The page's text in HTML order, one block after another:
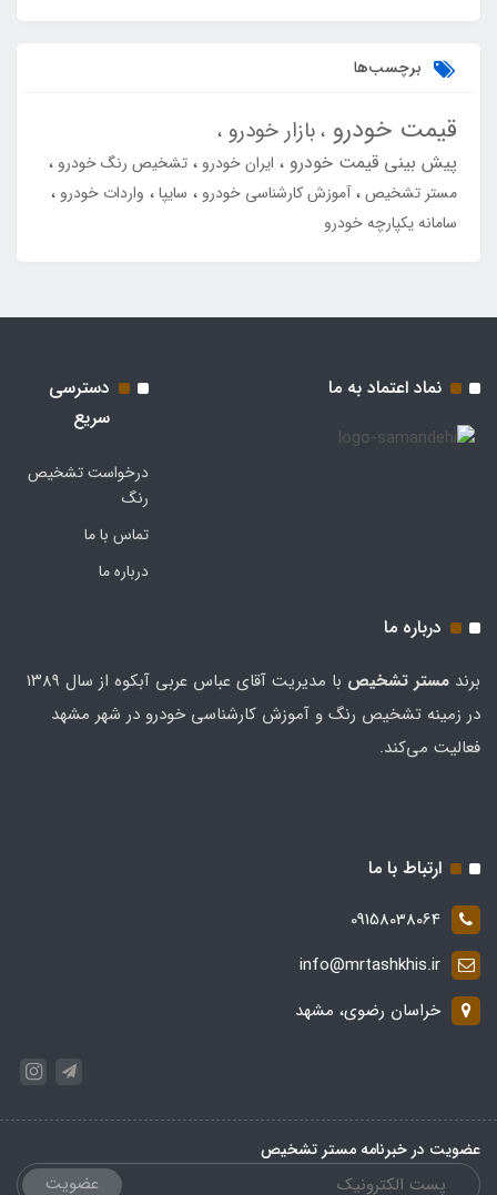
برچسب‌ها
قیمت خودرو بازار خودرو
پیش بینی قیمت خودرو ایران خودرو
تشخیص رنگ خودرو
مستر تشخیص آموزش کارشناسی خودرو سایپا
واردات خودرو
سامانه یکپارچه خودرو
نماد اعتماد به ما
دسترسی
سریع
درخواست تشخیص
رنگ
تماس با ما
درباره ما
درباره ما
برند مستر تشخيص
با مدیریت آقای عباس عربی آبکوه از سال ۱۳۸۹
در زمینه تشخیص رنگ و آموزش کارشناسی خودرو در شهر مشهد
فعالیت می‌کند.
ارتباط با ما
09158038064
info@mrtashkhis.ir
خراسان رضوی، مشهد
عضویت در خبرنامه مستر تشخیص
عضویت